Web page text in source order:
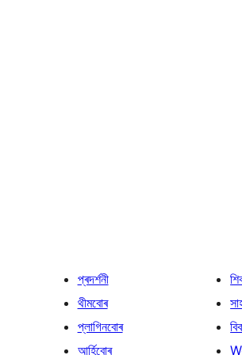
প্ৰদৰ্শনী
থীমবোৰ
প্লাগিনবোৰ
আৰ্হিবোৰ